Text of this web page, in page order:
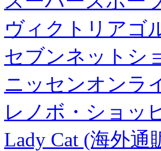
ヴィクトリアゴ
セブンネットシ
ニッセンオンラ
レノボ・ショッ
Lady Cat (海外通